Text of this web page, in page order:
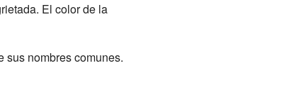
El color de la
sus nombres comunes.